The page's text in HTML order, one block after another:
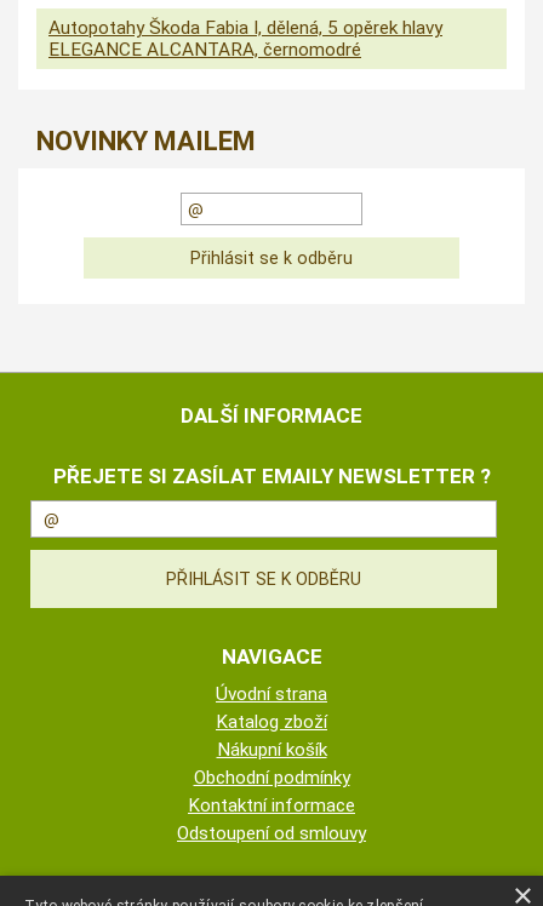
Autopotahy Škoda Fabia I, dělená, 5 opěrek hlavy
ELEGANCE ALCANTARA, černomodré
NOVINKY MAILEM
DALŠÍ INFORMACE
PŘEJETE SI ZASÍLAT EMAILY NEWSLETTER ?
NAVIGACE
Úvodní strana
Katalog zboží
Nákupní košík
Obchodní podmínky
Kontaktní informace
Odstoupení od smlouvy
×